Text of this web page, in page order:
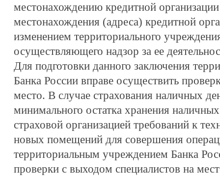
местонахождению кредитной
местонахождения (адреса) кредитной
изменением территориального
осуществляющего надзор за ее
Для подготовки данного заключения
Банка России вправе осуществить
место. В случае страхования наличных
минимального остатка хранения
страховой организацией требований к
новых помещений для совершения
территориальным учреждением Банка
проверки с выходом специалистов на